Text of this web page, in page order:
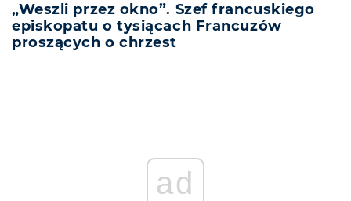
„Weszli przez okno”. Szef francuskiego
episkopatu o tysiącach Francuzów
proszących o chrzest
ad